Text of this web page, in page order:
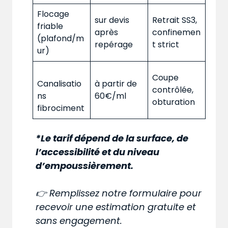
Flocage
friable
(plafond/m
ur)
sur devis
après
repérage
Retrait SS3,
confinemen
t strict
Canalisatio
ns
fibrociment
à partir de
60€/ml
Coupe
contrôlée,
obturation
*Le tarif dépend de la surface, de
l’accessibilité et du niveau
d’empoussièrement.
👉 Remplissez notre formulaire pour
recevoir une estimation gratuite et
sans engagement.